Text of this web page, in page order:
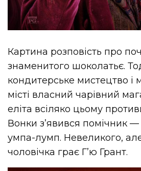
Картина розповість про
знаменитого шоколатьє.
кондитерське мистецтво і
місті власний чарівний
еліта всіляко цьому
Вонки з’явився помічник
умпа-лумп. Невеликого,
чоловічка грає Г’ю Грант.